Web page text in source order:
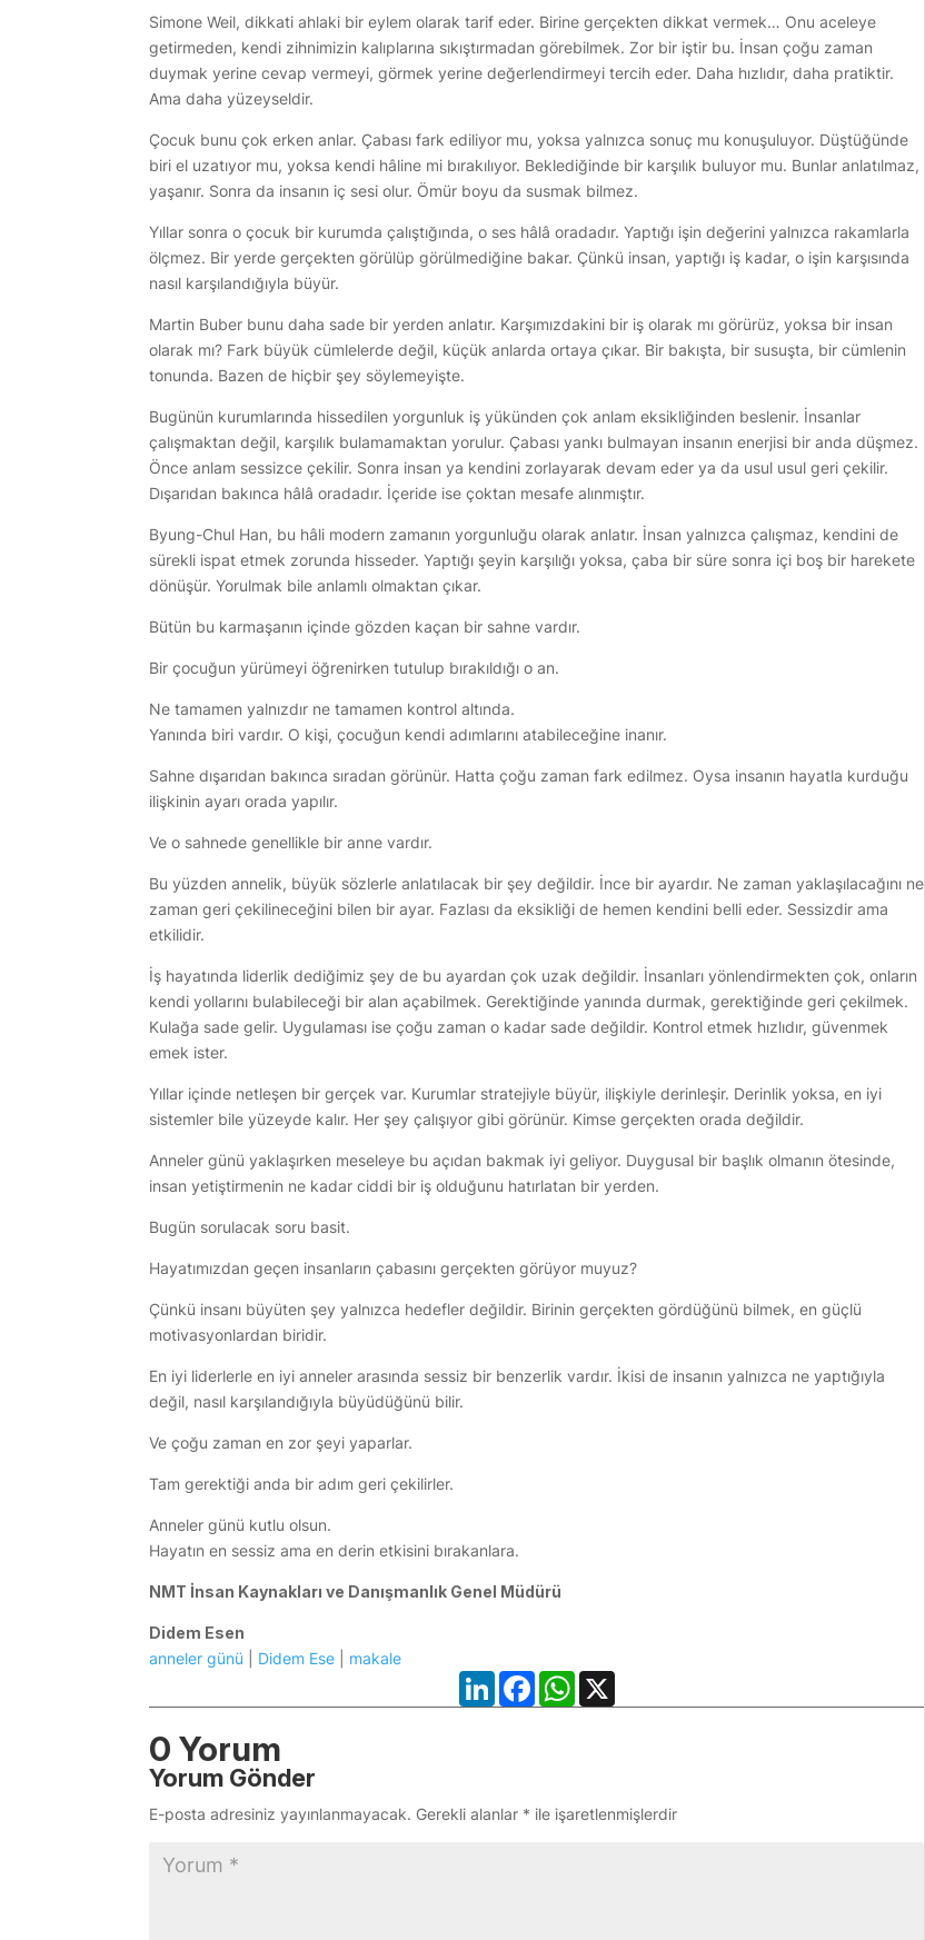
Simone Weil, dikkati ahlaki bir eylem olarak tarif eder. Birine gerçekten dikkat vermek… Onu aceleye
getirmeden, kendi zihnimizin kalıplarına sıkıştırmadan görebilmek. Zor bir iştir bu. İnsan çoğu zaman
duymak yerine cevap vermeyi, görmek yerine değerlendirmeyi tercih eder. Daha hızlıdır, daha pratiktir.
Ama daha yüzeyseldir.
Çocuk bunu çok erken anlar. Çabası fark ediliyor mu, yoksa yalnızca sonuç mu konuşuluyor. Düştüğünde
biri el uzatıyor mu, yoksa kendi hâline mi bırakılıyor. Beklediğinde bir karşılık buluyor mu. Bunlar anlatılmaz,
yaşanır. Sonra da insanın iç sesi olur. Ömür boyu da susmak bilmez.
Yıllar sonra o çocuk bir kurumda çalıştığında, o ses hâlâ oradadır. Yaptığı işin değerini yalnızca rakamlarla
ölçmez. Bir yerde gerçekten görülüp görülmediğine bakar. Çünkü insan, yaptığı iş kadar, o işin karşısında
nasıl karşılandığıyla büyür.
Martin Buber bunu daha sade bir yerden anlatır. Karşımızdakini bir iş olarak mı görürüz, yoksa bir insan
olarak mı? Fark büyük cümlelerde değil, küçük anlarda ortaya çıkar. Bir bakışta, bir susuşta, bir cümlenin
tonunda. Bazen de hiçbir şey söylemeyişte.
Bugünün kurumlarında hissedilen yorgunluk iş yükünden çok anlam eksikliğinden beslenir. İnsanlar
çalışmaktan değil, karşılık bulamamaktan yorulur. Çabası yankı bulmayan insanın enerjisi bir anda düşmez.
Önce anlam sessizce çekilir. Sonra insan ya kendini zorlayarak devam eder ya da usul usul geri çekilir.
Dışarıdan bakınca hâlâ oradadır. İçeride ise çoktan mesafe alınmıştır.
Byung-Chul Han, bu hâli modern zamanın yorgunluğu olarak anlatır. İnsan yalnızca çalışmaz, kendini de
sürekli ispat etmek zorunda hisseder. Yaptığı şeyin karşılığı yoksa, çaba bir süre sonra içi boş bir harekete
dönüşür. Yorulmak bile anlamlı olmaktan çıkar.
Bütün bu karmaşanın içinde gözden kaçan bir sahne vardır.
Bir çocuğun yürümeyi öğrenirken tutulup bırakıldığı o an.
Ne tamamen yalnızdır ne tamamen kontrol altında.
Yanında biri vardır. O kişi, çocuğun kendi adımlarını atabileceğine inanır.
Sahne dışarıdan bakınca sıradan görünür. Hatta çoğu zaman fark edilmez. Oysa insanın hayatla kurduğu
ilişkinin ayarı orada yapılır.
Ve o sahnede genellikle bir anne vardır.
Bu yüzden annelik, büyük sözlerle anlatılacak bir şey değildir. İnce bir ayardır. Ne zaman yaklaşılacağını ne
zaman geri çekilineceğini bilen bir ayar. Fazlası da eksikliği de hemen kendini belli eder. Sessizdir ama
etkilidir.
İş hayatında liderlik dediğimiz şey de bu ayardan çok uzak değildir. İnsanları yönlendirmekten çok, onların
kendi yollarını bulabileceği bir alan açabilmek. Gerektiğinde yanında durmak, gerektiğinde geri çekilmek.
Kulağa sade gelir. Uygulaması ise çoğu zaman o kadar sade değildir. Kontrol etmek hızlıdır, güvenmek
emek ister.
Yıllar içinde netleşen bir gerçek var. Kurumlar stratejiyle büyür, ilişkiyle derinleşir. Derinlik yoksa, en iyi
sistemler bile yüzeyde kalır. Her şey çalışıyor gibi görünür. Kimse gerçekten orada değildir.
Anneler günü yaklaşırken meseleye bu açıdan bakmak iyi geliyor. Duygusal bir başlık olmanın ötesinde,
insan yetiştirmenin ne kadar ciddi bir iş olduğunu hatırlatan bir yerden.
Bugün sorulacak soru basit.
Hayatımızdan geçen insanların çabasını gerçekten görüyor muyuz?
Çünkü insanı büyüten şey yalnızca hedefler değildir. Birinin gerçekten gördüğünü bilmek, en güçlü
motivasyonlardan biridir.
En iyi liderlerle en iyi anneler arasında sessiz bir benzerlik vardır. İkisi de insanın yalnızca ne yaptığıyla
değil, nasıl karşılandığıyla büyüdüğünü bilir.
Ve çoğu zaman en zor şeyi yaparlar.
Tam gerektiği anda bir adım geri çekilirler.
Anneler günü kutlu olsun.
Hayatın en sessiz ama en derin etkisini bırakanlara.
NMT İnsan Kaynakları ve Danışmanlık Genel Müdürü
Didem Esen
anneler günü
Didem Ese
makale
LinkedInFacebookWhatsApp
X
0 Yorum
Yorum Gönder
E-posta adresiniz yayınlanmayacak. Gerekli alanlar * ile işaretlenmişlerdir